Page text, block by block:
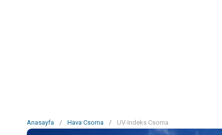
Anasayfa / Hava Csorna / UV-Indeks Csorna